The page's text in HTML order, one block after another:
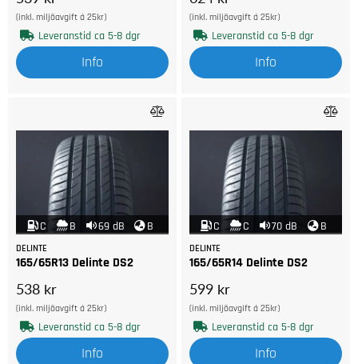
(inkl. miljöavgift á 25kr)
Leveranstid ca 5-8 dgr
Info
(inkl. miljöavgift á 25kr)
Leveranstid ca 5-8 dgr
Info
C B 69 dB B
DELINTE
165/65R13 Delinte DS2
538 kr
(inkl. miljöavgift á 25kr)
Leveranstid ca 5-8 dgr
Info
C C 70 dB B
DELINTE
165/65R14 Delinte DS2
599 kr
(inkl. miljöavgift á 25kr)
Leveranstid ca 5-8 dgr
Info